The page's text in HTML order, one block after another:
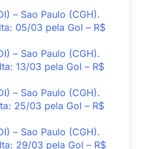
– Sao Paulo (CGH).
05/03 pela Gol – R$
– Sao Paulo (CGH).
13/03 pela Gol – R$
– Sao Paulo (CGH).
25/03 pela Gol – R$
– Sao Paulo (CGH).
29/03 pela Gol – R$